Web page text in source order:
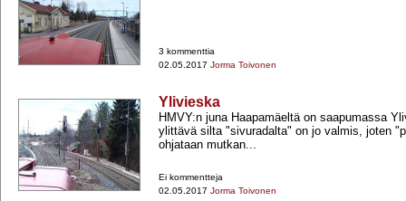
3 kommenttia
02.05.2017 Jorma Toivonen
Ylivieska
HMVY:n juna Haapamäeltä on saapumassa
ylittävä silta "sivuradalta" on jo valmis, joten
ohjataan mutkan...
Ei kommentteja
02.05.2017 Jorma Toivonen